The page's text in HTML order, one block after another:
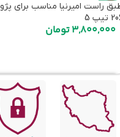
راست امیرنیا مناسب برای پژو
تیپ 5
3,800,000تومان